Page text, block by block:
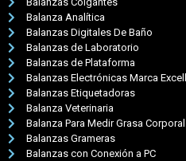
Balanza Analítica
Balanzas Digitales De Baño
Balanzas de Laboratorio
Balanzas de Plataforma
Balanzas Electrónicas Marca Excell
Balanzas Etiquetadoras
Balanza Veterinaria
Balanza Para Medir Grasa Corporal
Balanzas Grameras
Balanzas con Conexión a PC